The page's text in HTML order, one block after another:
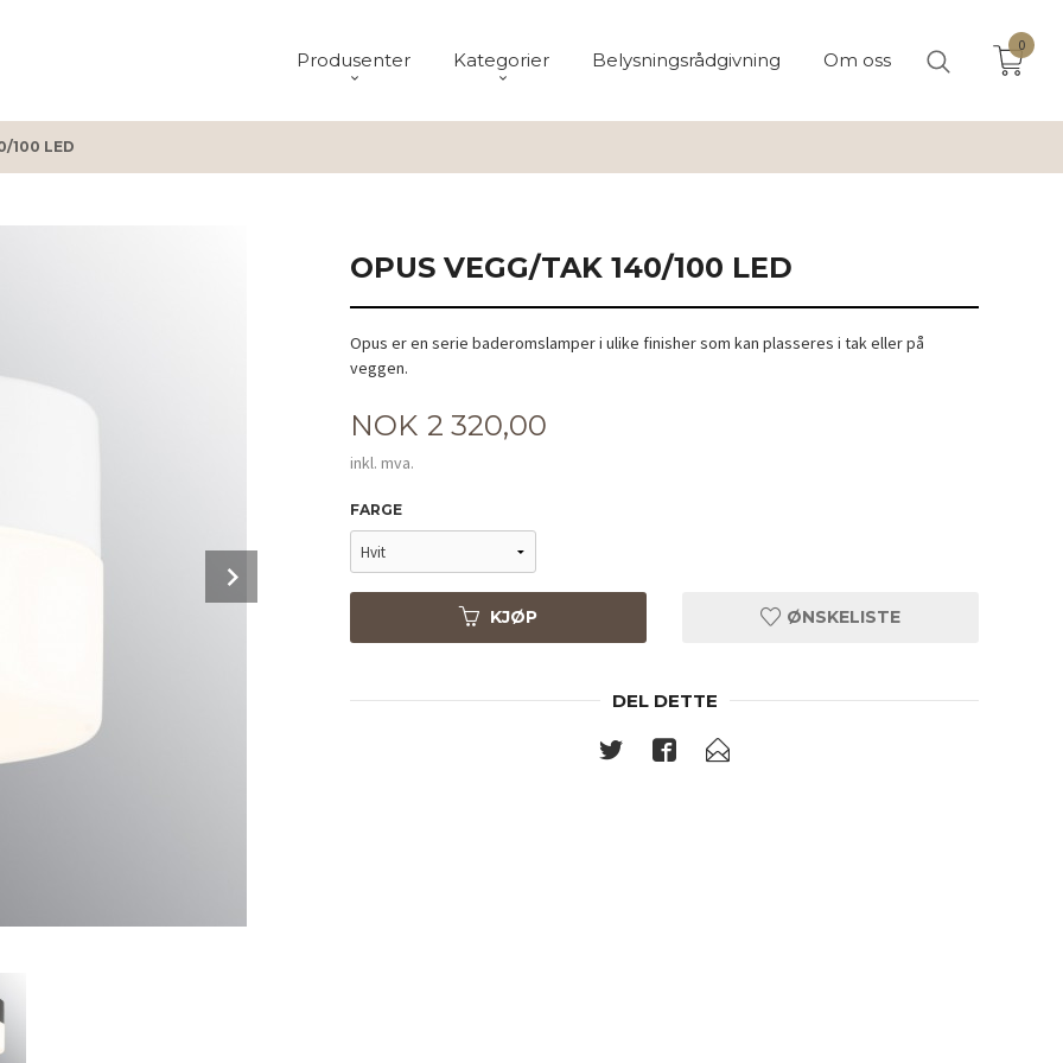
Produsenter Kategorier Belysningsrådgivning Om oss
0
100 LED
OPUS VEGG/TAK 140/100 LED
Opus er en serie baderomslamper i ulike finisher som kan plasseres i tak eller på
veggen.
Pris
NOK 2 320,00
inkl. mva.
FARGE
KJØP ØNSKELISTE
DEL DETTE